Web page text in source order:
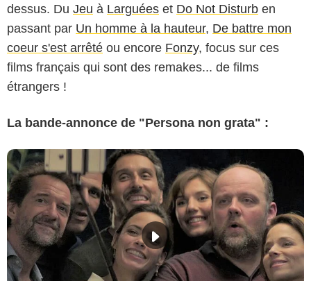
dessus. Du Jeu à Larguées et Do Not Disturb en
passant par Un homme à la hauteur, De battre mon
coeur s'est arrêté ou encore Fonzy, focus sur ces
films français qui sont des remakes... de films
étrangers !
La bande-annonce de "Persona non grata" :